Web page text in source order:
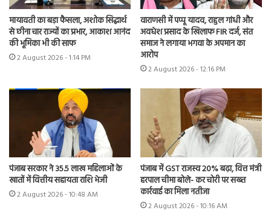
मायावती का बड़ा फैसला, अशोक सिद्धार्थ
से छीना चार राज्यों का प्रभार, आकाश आनंद
की भूमिका भी की साफ
2 August 2026 - 1:14 PM
वाराणसी में पप्पू यादव, राहुल गांधी और
अवधेश प्रसाद के खिलाफ FIR दर्ज, संत
समाज ने लगाया भगवा के अपमान का
आरोप
2 August 2026 - 12:16 PM
पंजाब सरकार ने 35.5 लाख महिलाओं के
खातों में वित्तीय सहायता राशि भेजी
2 August 2026 - 10:48 AM
पंजाब में GST राजस्व 20% बढ़ा, वित्त मंत्री
हरपाल चीमा बोले- कर चोरी पर सख्त
कार्रवाई का मिला नतीजा
2 August 2026 - 10:16 AM